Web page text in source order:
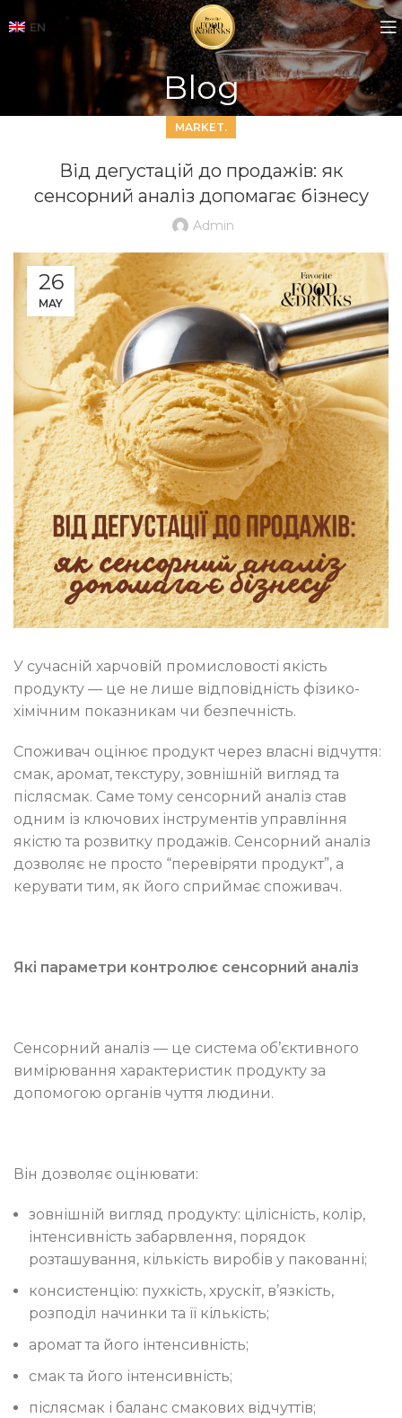
EN
Blog
MARKET.
Від дегустацій до продажів: як
сенсорний аналіз допомагає бізнесу
Admin
26
MAY
У сучасній харчовій промисловості якість
продукту — це не лише відповідність фізико-
хімічним показникам чи безпечність.
Споживач оцінює продукт через власні відчуття:
смак, аромат, текстуру, зовнішній вигляд та
післясмак. Саме тому сенсорний аналіз став
одним із ключових інструментів управління
якістю та розвитку продажів. Сенсорний аналіз
дозволяє не просто “перевіряти продукт”, а
керувати тим, як його сприймає споживач.
Які параметри контролює сенсорний аналіз
Сенсорний аналіз — це система об’єктивного
вимірювання характеристик продукту за
допомогою органів чуття людини.
Він дозволяє оцінювати:
зовнішній вигляд продукту: цілісність, колір,
інтенсивність забарвлення, порядок
розташування, кількість виробів у пакованні;
консистенцію: пухкість, хрускіт, в’язкість,
розподіл начинки та її кількість;
аромат та його інтенсивність;
смак та його інтенсивність;
післясмак і баланс смакових відчуттів;